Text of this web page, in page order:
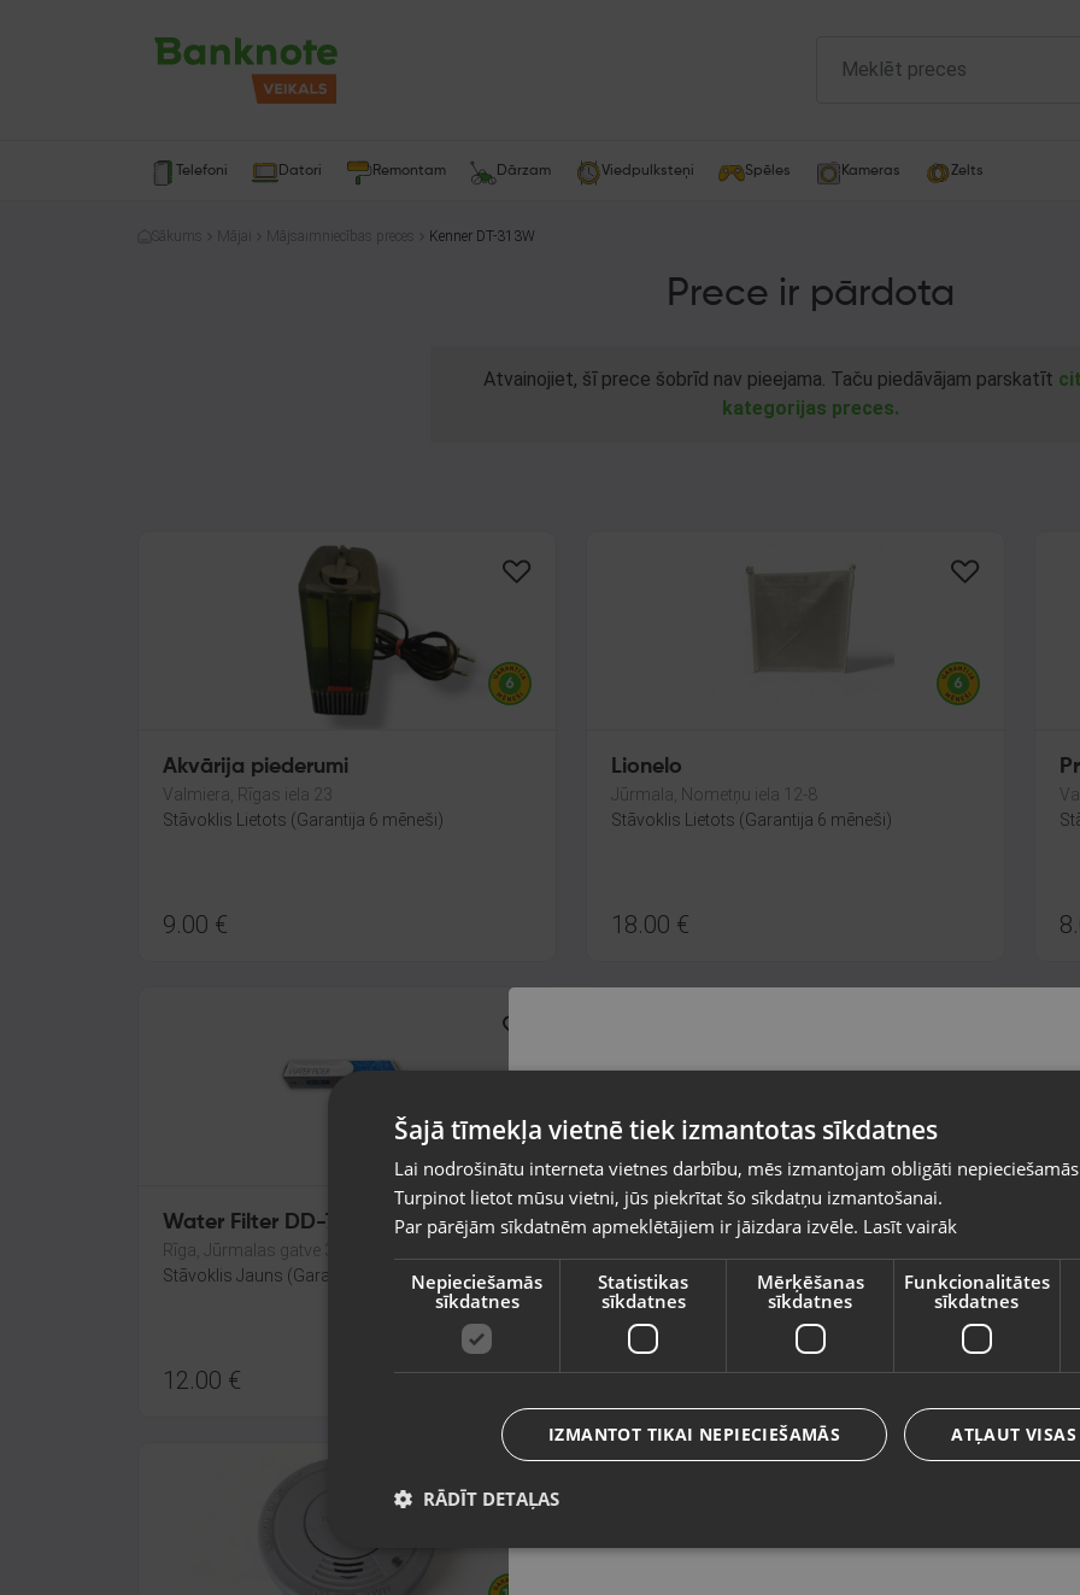
Telefoni Datori Remontam Dārzam Viedpulksteņi Spēles Kameras Zelts
Sākums Mājai Mājsaimniecības preces Kenner DT-313W
Prece ir pārdota
Atvainojiet, šī prece šobrīd nav pieejama. Taču piedāvājam parskatīt
kategorijas preces.
Akvārija piederumi
Valmiera, Rīgas iela 23
Stāvoklis Lietots (Garantija 6 mēneši)
9.00 €
Lionelo
Jūrmala, Nometņu iela 12-8
Stāvoklis Lietots (Garantija 6 mēneši)
18.00 €
Water Filter DD-7098
Rīga, Jūrmalas gatve 30
Stāvoklis Jauns (Garantija 24 mēneši)
12.00 €
Clatronic IV 3340
Stāvoklis Lietots (Garantija 6 mēneši)
7.00€
valsti
Vietnes saturs būs attēlots izvēlētajā valodā
Valsts
Valoda
Latviešu / Latvian
Šajā tīmekļa vietnē tiek izmantotas sīkdatnes
Lai nodrošinātu interneta vietnes darbību, mēs izmantojam obligāti
Turpinot lietot mūsu vietni, jūs piekrītat šo sīkdatņu izmantošanai.
Par pārējām sīkdatnēm apmeklētājiem ir jāizdara izvēle. Lasīt vairāk
Nepieciešamās
sīkdatnes
Statistikas
sīkdatnes
Mērķēšanas
sīkdatnes
Funkcionalitātes
sīkdatnes
ATĻAUT
IZMANTOT TIKAI NEPIECIEŠAMĀS
RĀDĪT DETAĻAS